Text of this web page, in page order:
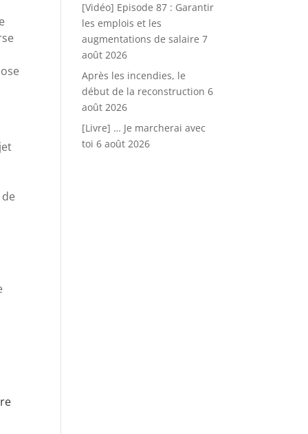
[Vidéo] Episode 87 : Garantir
les emplois et les
augmentations de salaire 7
août 2026
Après les incendies, le
début de la reconstruction 6
août 2026
[Livre] … Je marcherai avec
toi 6 août 2026